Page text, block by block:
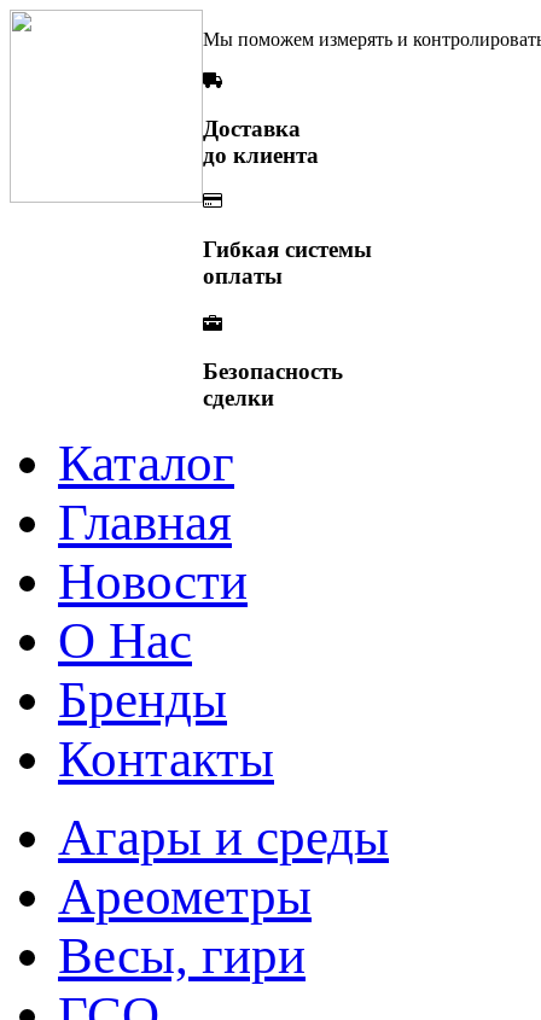
Мы поможем измерять и
Доставка
до клиента
Гибкая системы
оплаты
Безопасность
сделки
Каталог
Главная
Новости
О Нас
Бренды
Контакты
Агары и среды
Ареометры
Весы, гири